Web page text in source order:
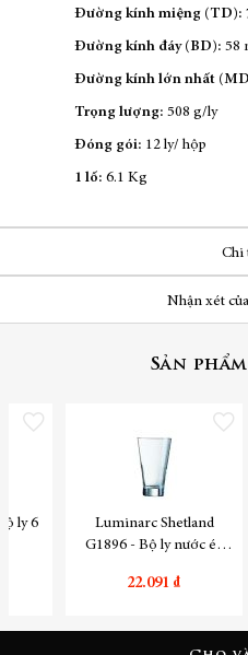
Đường kính miệng (TD):
Đường kính đáy (BD): 58
Đường kính lớn nhất
Trọng lượng: 508 g/ly
Đóng gói: 12 ly/ hộp
1 lố: 6.1 Kg
Chi
Nhận xét
Sản
Thêm vào danh sách yêu thích
Luminarc Shetland
G1896 - Bộ ly nước ép
22.091 ₫
Thêm